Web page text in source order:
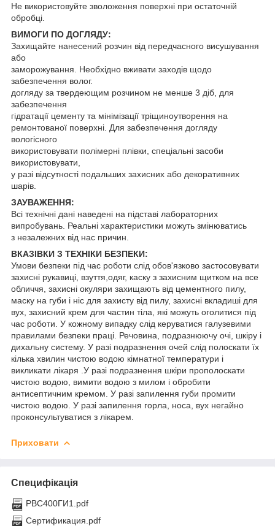
Не використовуйте зволоження поверхні при остаточній
обробці.
ВИМОГИ ПО ДОГЛЯДУ:
Захищайте нанесений розчин від передчасного висушування
або
заморожування. Необхідно вживати заходів щодо
забезпечення волог.
догляду за твердеющим розчином не менше 3 діб, для
забезпечення
гідратації цементу та мінімізації тріщиноутворення на
ремонтованої поверхні. Для забезпечення догляду
вологісного
використовувати полімерні плівки, спеціальні засоби
використовувати,
у разі відсутності подальших захисних або декоративних
шарів.
ЗАУВАЖЕННЯ:
Всі технічні дані наведені на підставі лабораторних
випробувань. Реальні характеристики можуть змінюватись
з незалежних від нас причин.
ВКАЗІВКИ З ТЕХНІКИ БЕЗПЕКИ:
Умови безпеки під час роботи слід обов'язково застосовувати
захисні рукавиці, взуття,одяг, каску з захисним щитком на все
обличчя, захисні окуляри захищають від цементного пилу,
маску на губи і ніс для захисту від пилу, захисні вкладиші для
вух, захисний крем для частин тіла, які можуть оголитися під
час роботи. У кожному випадку слід керуватися галузевими
правилами безпеки праці. Речовина, подразнюючу очі, шкіру і
дихальну систему. У разі подразнення очей слід полоскати їх
кілька хвилин чистою водою кімнатної температури і
викликати лікаря .У разі подразнення шкіри прополоскати
чистою водою, вимити водою з милом і обробити
антисептичним кремом. У разі запилення губи промити
чистою водою. У разі запилення горла, носа, вух негайно
проконсультуватися з лікарем.
Приховати
Специфікація
РВС400ГИ1.pdf
Сертификация.pdf